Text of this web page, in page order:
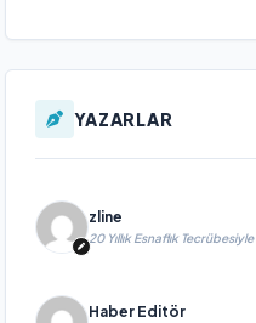
YAZARLAR
zline
20 Yıllık Esnaflık
Kazandırdı
Haber Editör